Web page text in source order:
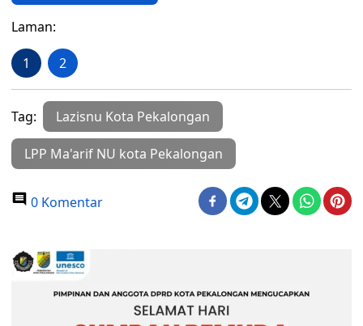
Laman:
1 2
Tag: Lazisnu Kota Pekalongan
LPP Ma'arif NU kota Pekalongan
0 Komentar